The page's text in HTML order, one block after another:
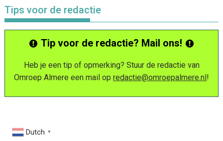
Tips voor de redactie
Tip voor de redactie? Mail ons!
Heb je een tip of opmerking? Stuur de redactie van
Omroep Almere een mail op redactie@omroepalmere.nl!
Dutch ▼